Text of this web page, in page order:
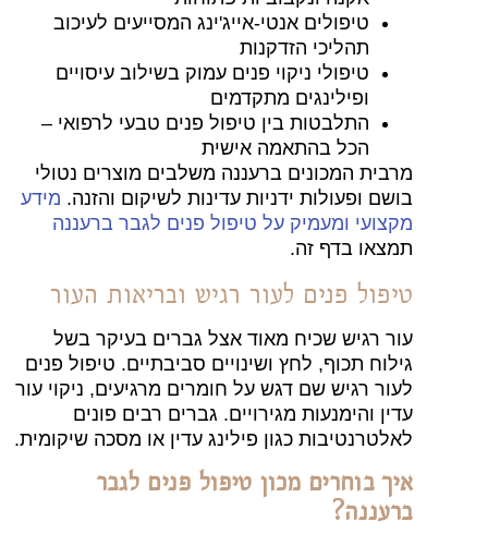
טיפולים אנטי-אייג'ינג המסייעים לעיכוב
תהליכי הזדקנות
טיפולי ניקוי פנים עמוק בשילוב עיסויים
ופילינגים מתקדמים
התלבטות בין טיפול פנים טבעי לרפואי –
הכל בהתאמה אישית
מרבית המכונים ברעננה משלבים מוצרים נטולי
בושם ופעולות ידניות עדינות לשיקום והזנה. מידע
מקצועי ומעמיק על טיפול פנים לגבר ברעננה
תמצאו בדף זה.
טיפול פנים לעור רגיש ובריאות העור
עור רגיש שכיח מאוד אצל גברים בעיקר בשל
גילוח תכוף, לחץ ושינויים סביבתיים. טיפול פנים
לעור רגיש שם דגש על חומרים מרגיעים, ניקוי עור
עדין והימנעות מגירויים. גברים רבים פונים
לאלטרנטיבות כגון פילינג עדין או מסכה שיקומית.
איך בוחרים מכון טיפול פנים לגבר
ברעננה?